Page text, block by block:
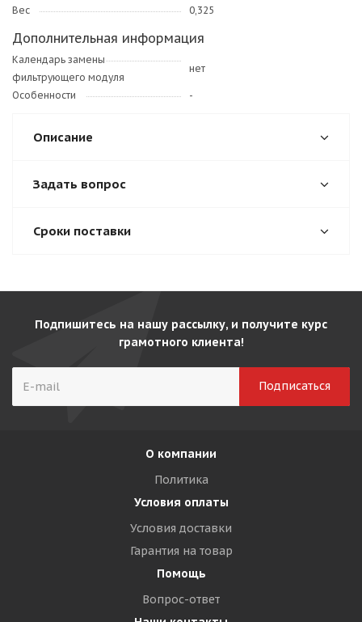
Вес 0,325
Дополнительная информация
Календарь замены
фильтрующего модуля
нет
Особенности -
Описание
Задать вопрос
Сроки поставки
Подпишитесь на нашу рассылку, и получите курс
грамотного клиента!
О компании
Политика
Условия оплаты
Условия доставки
Гарантия на товар
Помощь
Вопрос-ответ